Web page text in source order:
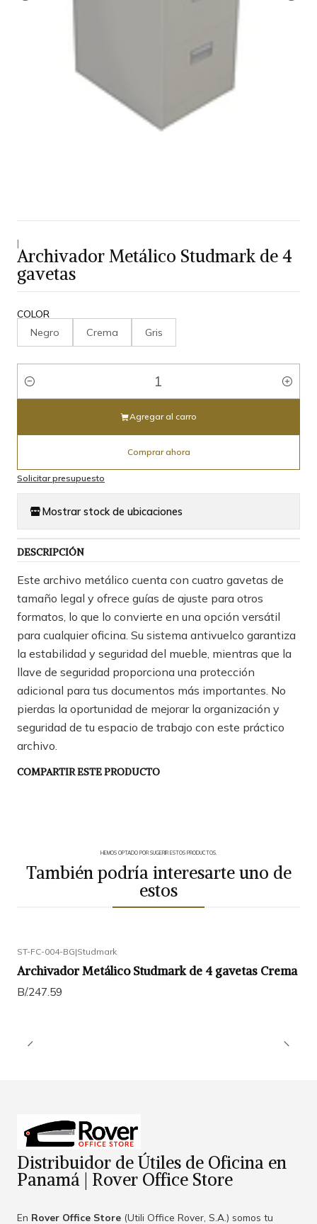
|
Archivador Metálico Studmark de 4
gavetas
COLOR
Negro Crema Gris
Cantidad
Agregar al carro
Comprar ahora
Solicitar presupuesto
Mostrar stock de ubicaciones
DESCRIPCIÓN
Este archivo metálico cuenta con cuatro gavetas de
tamaño legal y ofrece guías de ajuste para otros
formatos, lo que lo convierte en una opción versátil
para cualquier oficina. Su sistema antivuelco garantiza
la estabilidad y seguridad del mueble, mientras que la
llave de seguridad proporciona una protección
adicional para tus documentos más importantes. No
pierdas la oportunidad de mejorar la organización y
seguridad de tu espacio de trabajo con este práctico
archivo.
COMPARTIR ESTE PRODUCTO
HEMOS OPTADO POR SUGERIR ESTOS PRODUCTOS.
También podría interesarte uno de
estos
ST-FC-004-BG|Studmark
Archivador Metálico Studmark de 4 gavetas Crema
B/.247.59
Distribuidor de Útiles de Oficina en
Panamá | Rover Office Store
En Rover Office Store (Utili Office Rover, S.A.) somos tu